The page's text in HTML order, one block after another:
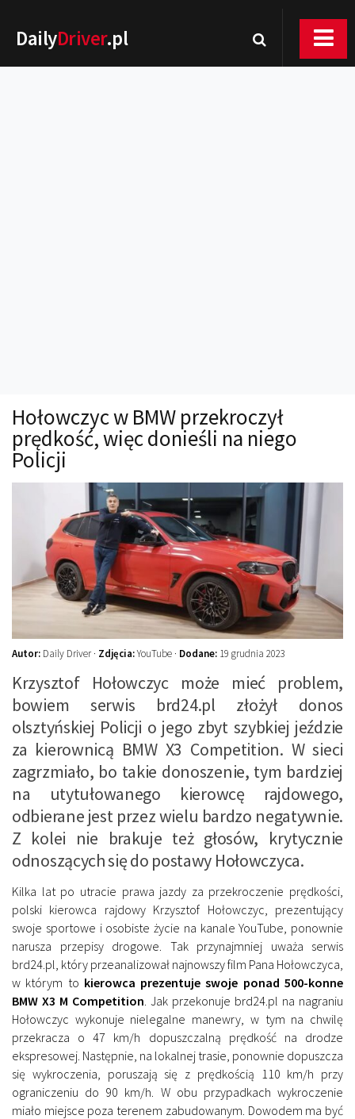
DailyDriver.pl
Technika jazdy
Oświetlenie
Kalkulatory
Przelicznik mocy
Auto z niemiec
Galerie
Hołowczyc w BMW przekroczył
prędkość, więc donieśli na niego
Policji
Autor: Daily Driver · Zdjęcia:YouTube · Dodane: 19 grudnia 2023
Krzysztof Hołowczyc może mieć problem,
bowiem serwis brd24.pl złożył donos
olsztyńskiej Policji o jego zbyt szybkiej jeździe
za kierownicą BMW X3 Competition. W sieci
zagrzmiało, bo takie donoszenie, tym bardziej
na utytułowanego kierowcę rajdowego,
odbierane jest przez wielu bardzo negatywnie.
Z kolei nie brakuje też głosów, krytycznie
odnoszących się do postawy Hołowczyca.
Kilka lat po utracie prawa jazdy za przekroczenie prędkości,
polski kierowca rajdowy Krzysztof Hołowczyc, prezentujący
swoje sportowe i osobiste życie na kanale YouTube, ponownie
narusza przepisy drogowe. Tak przynajmniej uważa serwis
brd24.pl, który przeanalizował najnowszy film Pana Hołowczyca,
w którym to kierowca prezentuje swoje ponad 500-konne
BMW X3 M Competition . Jak przekonuje brd24.pl na nagraniu
Hołowczyc wykonuje nielegalne manewry, w tym na chwilę
przekracza o 47 km/h dopuszczalną prędkość na drodze
ekspresowej. Następnie, na lokalnej trasie, ponownie dopuszcza
się wykroczenia, poruszają się z prędkością 110 km/h przy
ograniczeniu do 90 km/h. W obu przypadkach wykroczenie
miało miejsce poza terenem zabudowanym. Dowodem ma być